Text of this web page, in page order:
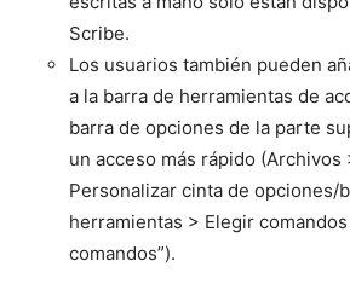
Scribe.
Los usuarios también pueden
a la barra de herramientas de
barra de opciones de la parte
un acceso más rápido (Archivos
Personalizar cinta de opciones/
herramientas > Elegir
comandos”).